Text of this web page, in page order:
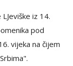
iz 14.
pod
vijeka na čijem